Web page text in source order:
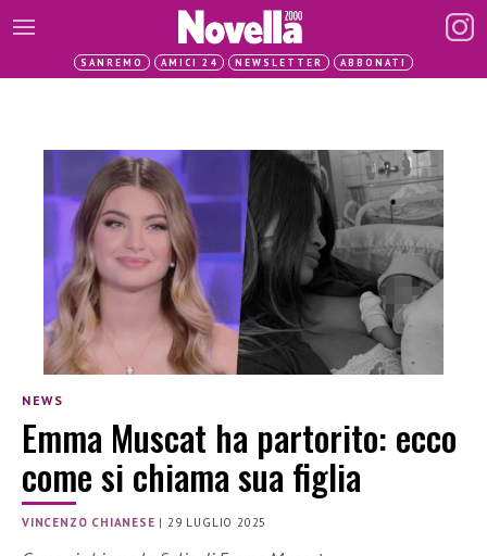
SANREMO AMICI 24 NEWSLETTER ABBONATI
NEWS
Emma Muscat ha partorito: ecco
come si chiama sua figlia
VINCENZO CHIANESE |29 LUGLIO 2025